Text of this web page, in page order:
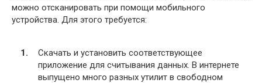
можно отсканировать при помощи мобильного
устройства. Для этого требуется:
Скачать и установить соответствующее
приложение для считывания данных. В интернете
выпущено много разных утилит в свободном